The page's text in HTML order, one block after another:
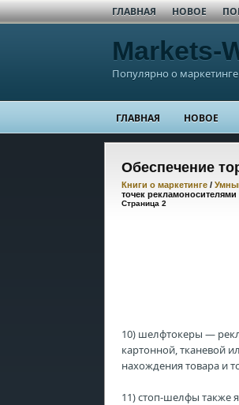
ГЛАВНАЯ НОВОЕ
Markets-
Популярно о маркетинге
ГЛАВНАЯ НОВОЕ
Обеспечение
Книги о маркетинге /
точек рекламоносителями
Страница 2
10) шелфтокеры —
картонной, тканевой
нахождения товара и
11) стоп-шелфы также